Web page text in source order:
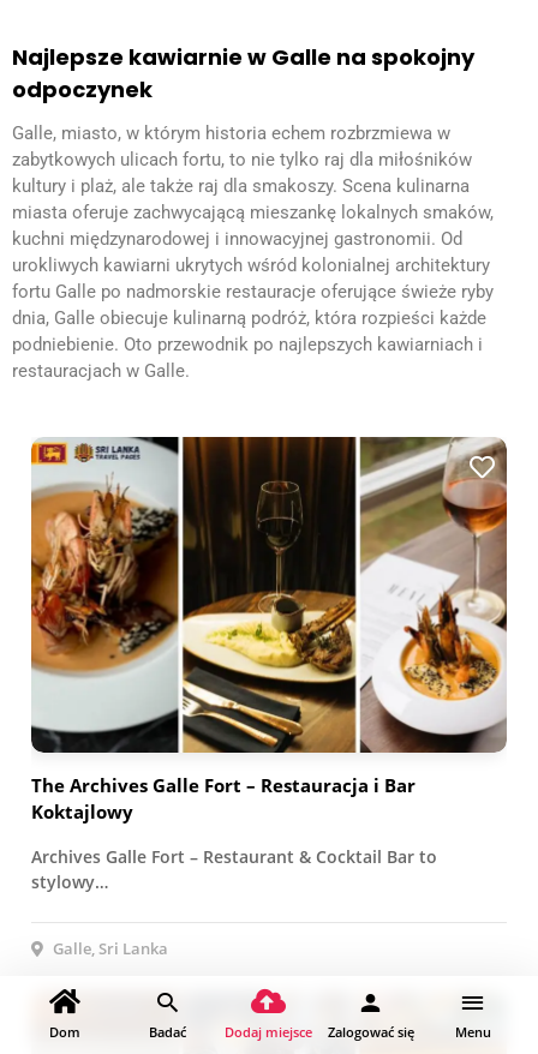
Najlepsze kawiarnie w Galle na spokojny
odpoczynek
Galle, miasto, w którym historia echem rozbrzmiewa w
zabytkowych ulicach fortu, to nie tylko raj dla miłośników
kultury i plaż, ale także raj dla smakoszy. Scena kulinarna
miasta oferuje zachwycającą mieszankę lokalnych smaków,
kuchni międzynarodowej i innowacyjnej gastronomii. Od
urokliwych kawiarni ukrytych wśród kolonialnej architektury
fortu Galle po nadmorskie restauracje oferujące świeże ryby
dnia, Galle obiecuje kulinarną podróż, która rozpieści każde
podniebienie. Oto przewodnik po najlepszych kawiarniach i
restauracjach w Galle.
The Archives Galle Fort – Restauracja i Bar
Koktajlowy
Archives Galle Fort – Restaurant & Cocktail Bar to
stylowy…
Galle, Sri Lanka
Dom Badać Dodaj miejsce Zalogować się Menu